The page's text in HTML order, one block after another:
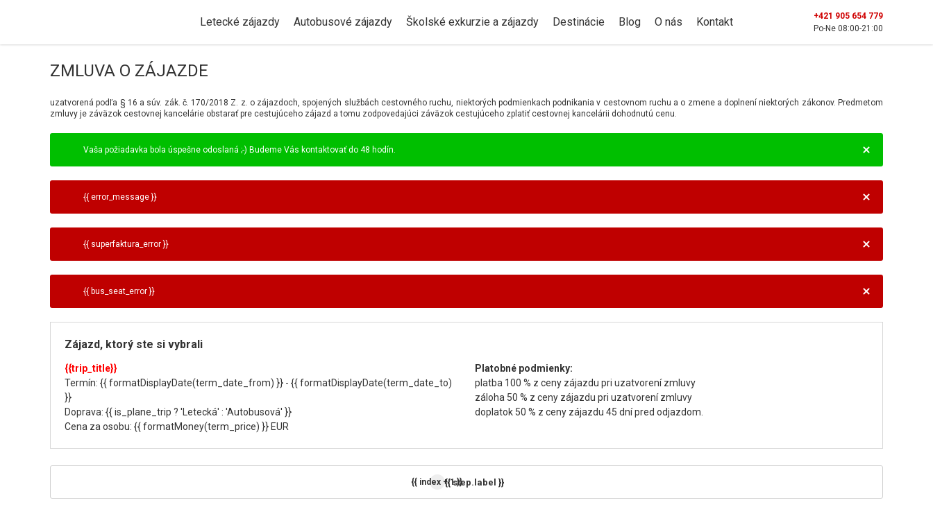
Letecké zájazdy Autobusové zájazdy Školské exkurzie a zájazdy Destinácie Blog O nás Kontakt
+421 905 654 779
Po-Ne 08:00-21:00
ZMLUVA O ZÁJAZDE
uzatvorená podľa § 16 a súv. zák. č. 170/2018 Z. z. o zájazdoch, spojených službách cestovného ruchu, niektorých podmienkach podnikania v cestovnom ruchu a o zmene a doplnení niektorých zákonov. Predmetom
zmluvy je záväzok cestovnej kancelárie obstarať pre cestujúceho zájazd a tomu zodpovedajúci záväzok cestujúceho zplatiť cestovnej kancelárii dohodnutú cenu.
Vaša požiadavka bola úspešne odoslaná ;-) Budeme Vás kontaktovať do 48 hodín.
{{ error_message }}
{{ superfaktura_error }}
{{ bus_seat_error }}
Zájazd, ktorý ste si vybrali
{{trip_title}}
Termín: {{ formatDisplayDate(term_date_from) }} - {{ formatDisplayDate(term_date_to)
}}
Doprava: {{ is_plane_trip ? 'Letecká' : 'Autobusová' }}
Cena za osobu: {{ formatMoney(term_price) }} EUR
Platobné podmienky:
platba 100 % z ceny zájazdu pri uzatvorení zmluvy
záloha 50 % z ceny zájazdu pri uzatvorení zmluvy
doplatok 50 % z ceny zájazdu 45 dní pred odjazdom.
{{ index + 1 }}{{ step.label }}